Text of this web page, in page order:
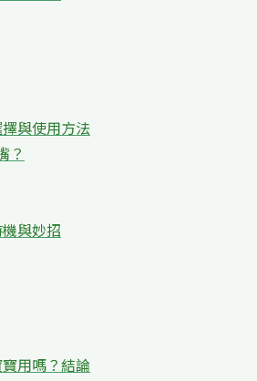
與使用方法
？
與妙招
用嗎？結論